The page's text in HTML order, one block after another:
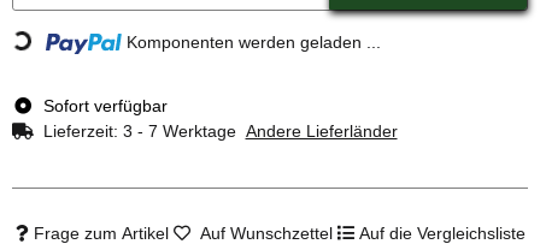
Loading... Komponenten werden geladen ...
Sofort verfügbar
Lieferzeit: 3 - 7 Werktage Andere Lieferländer
Frage zum Artikel Auf Wunschzettel Auf die Vergleichsliste